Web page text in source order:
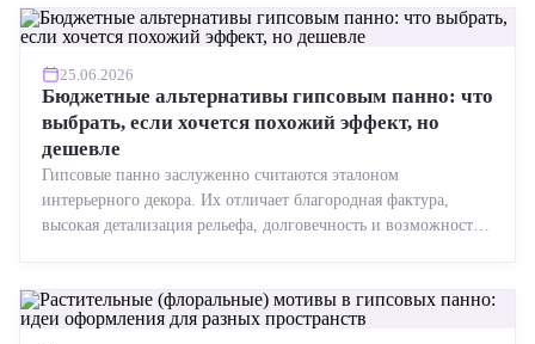
25.06.2026
Бюджетные альтернативы гипсовым панно: что
выбрать, если хочется похожий эффект, но
дешевле
Гипсовые панно заслуженно считаются эталоном
интерьерного декора. Их отличает благородная фактура,
высокая детализация рельефа, долговечность и возможность